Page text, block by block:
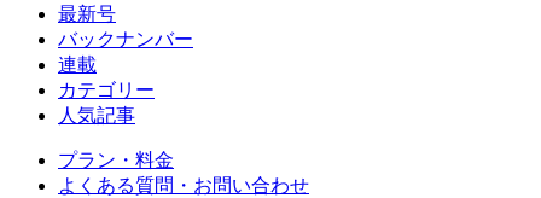
最新号
バックナンバー
連載
カテゴリー
人気記事
プラン・料金
よくある質問・お問い合わせ